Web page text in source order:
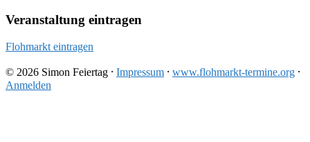
Veranstaltung eintragen
Flohmarkt eintragen
© 2026 Simon Feiertag ⸱ Impressum ⸱ www.flohmarkt-termine.org ⸱
Anmelden